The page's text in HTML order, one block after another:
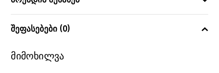
შეფასებები (0)
მიმოხილვა